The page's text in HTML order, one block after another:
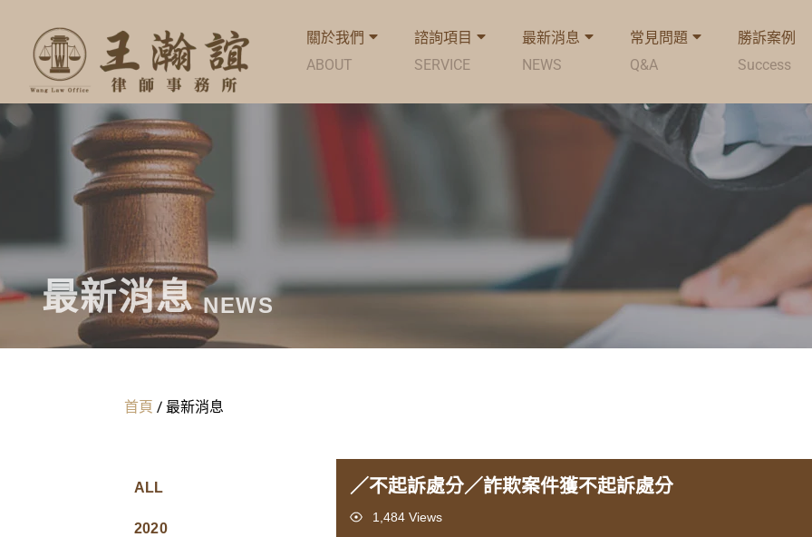
關於我們
ABOUT
諮詢項目
SERVICE
最新消息
NEWS
常見問題
Q&A
勝訴案例
Success
最新消息 NEWS
首頁 / 最新消息
ALL
2020
／不起訴處分／詐欺案件獲不起訴處分
Views1,484 Views